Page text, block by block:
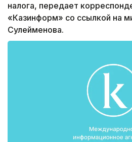
налога, передает
«Казинформ» со ссылкой на
Сулейменова.